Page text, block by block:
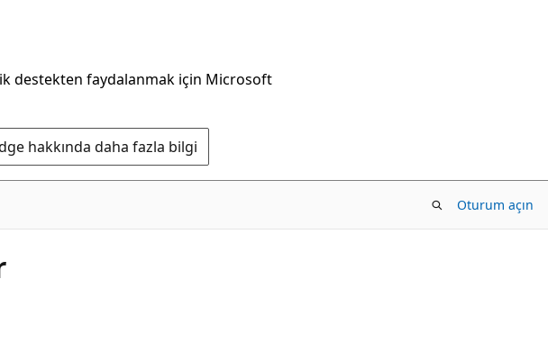
destekten faydalanmak için Microsoft
hakkında daha fazla bilgi
Oturum açın